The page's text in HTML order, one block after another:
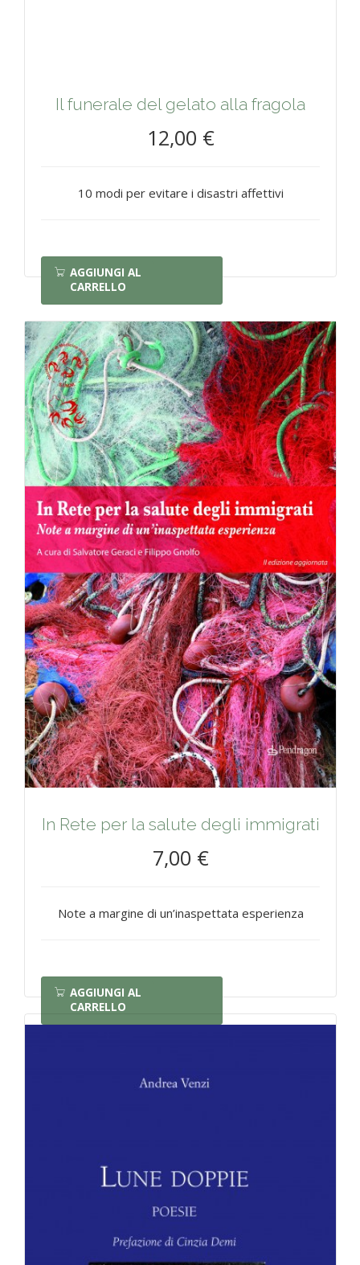
Il funerale del gelato alla fragola
12,00 €
10 modi per evitare i disastri affettivi
AGGIUNGI AL
CARRELLO
In Rete per la salute degli immigrati
7,00 €
Note a margine di un’inaspettata esperienza
AGGIUNGI AL
CARRELLO